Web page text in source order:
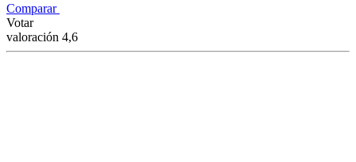
Comparar
Votar
valoración 4,6